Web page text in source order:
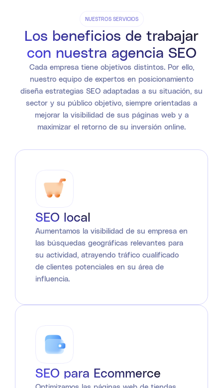
NUESTROS SERVICIOS
Los beneficios de trabajar
con nuestra agencia SEO
Cada empresa tiene objetivos distintos. Por ello,
nuestro equipo de expertos en posicionamiento
diseña estrategias SEO adaptadas a su situación, su
sector y su público objetivo, siempre orientadas a
mejorar la visibilidad de sus páginas web y a
maximizar el retorno de su inversión online.
SEO local
Aumentamos la visibilidad de su empresa en
las búsquedas geográficas relevantes para
su actividad, atrayendo tráfico cualificado
de clientes potenciales en su área de
influencia.
SEO para Ecommerce